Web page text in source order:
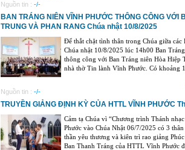
Nguồn tin : -/-
BAN TRÁNG NIÊN VĨNH PHƯỚC THÔNG CÔNG VỚI
TRUNG VÀ PHAN RANG Chúa nhật 10/8/2025
Để thắt chặt tình thân trong Chúa giữa
Chúa nhật 10/8/2025 lúc 14h00 Ban
thông công với Ban Tráng niên Hòa Hiệp
nhà thờ Tin lành Vĩnh Phước. Có khoảng
Nguồn tin : -/-
TRUYỀN GIẢNG ĐỊNH KỲ CỦA HTTL VĨNH PHƯỚC
Cảm tạ Chúa vì “Chương trình Thánh
Phước vào Chúa Nhật 06/7/2025 có 3
thần yêu thương và kiên trì rao giảng
Ban Thanh Tráng của HTTL Vĩnh Phước